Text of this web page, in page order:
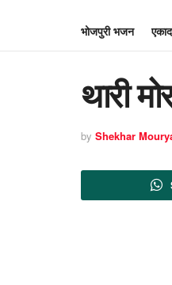
भोजपुरी भजन
थारी
by Shekhar